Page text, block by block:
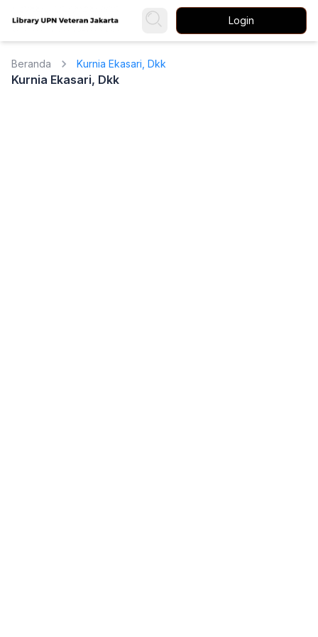
Login
Beranda Kurnia Ekasari, Dkk
Kurnia Ekasari, Dkk